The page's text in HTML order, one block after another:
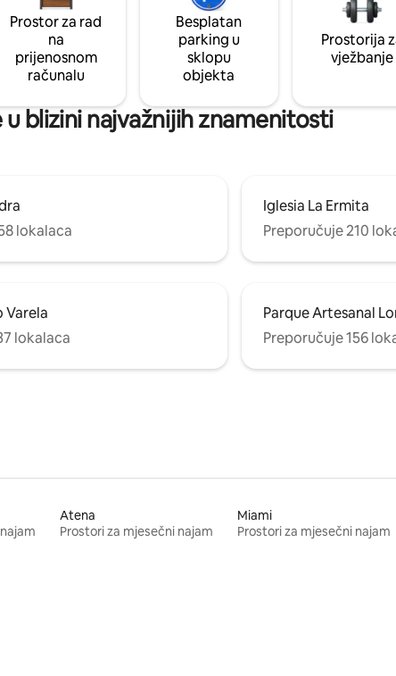
Prostor za rad
na
prijenosnom
računalu
Besplatan
parking u
sklopu
objekta
Prostorija
vježbanje
blizini najvažnijih znamenitosti
lokalaca
Iglesia La Ermita
Preporučuje 210
Varela
lokalaca
Parque Artesanal
Preporučuje 156
Atena
Prostori za mjesečni najam
Miami
Prostori za mjesečni najam